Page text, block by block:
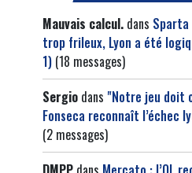
Mauvais calcul. dans Sparta
trop frileux, Lyon a été
1) (18 messages)
Sergio dans "Notre jeu doit
Fonseca reconnaît l’échec
(2 messages)